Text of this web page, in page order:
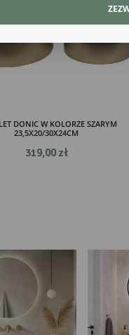
DONIC W KOLORZE SZARYM
23,5X20/30X24CM
319,00 zł
analityczne pozwalają na
Zgromadzone informacje
na analityczne pliki cookies
reklamowym plikom cookies
pliki cookies służą do
mogą pojawić się na
oraz innych dostawców
nasze treści w postaci